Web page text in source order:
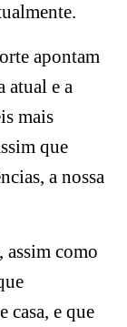
apontam
atual e a
mais
que
a nossa
como
casa, e que